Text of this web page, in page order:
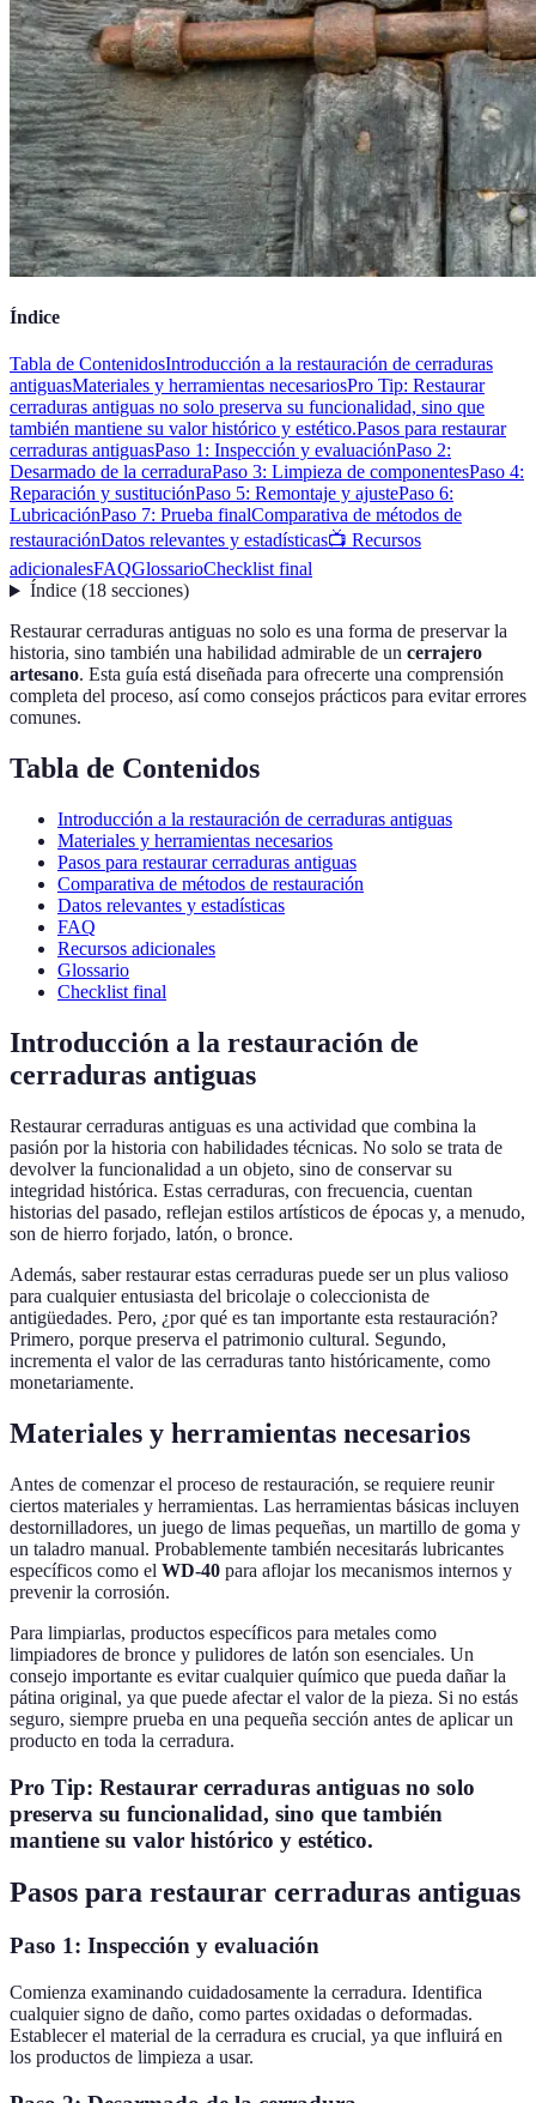
Índice
Tabla de ContenidosIntroducción a la restauración de cerraduras
antiguasMateriales y herramientas necesariosPro Tip: Restaurar
cerraduras antiguas no solo preserva su funcionalidad, sino que
también mantiene su valor histórico y estético.Pasos para restaurar
cerraduras antiguasPaso 1: Inspección y evaluaciónPaso 2:
Desarmado de la cerraduraPaso 3: Limpieza de componentesPaso 4:
Reparación y sustituciónPaso 5: Remontaje y ajustePaso 6:
LubricaciónPaso 7: Prueba finalComparativa de métodos de
restauraciónDatos relevantes y estadísticas📺 Recursos
adicionalesFAQGlossarioChecklist final
Índice(18 secciones)
Restaurar cerraduras antiguas no solo es una forma de preservar la
historia, sino también una habilidad admirable de un cerrajero
artesano. Esta guía está diseñada para ofrecerte una comprensión
completa del proceso, así como consejos prácticos para evitar errores
comunes.
Tabla de Contenidos
Introducción a la restauración de cerraduras antiguas
Materiales y herramientas necesarios
Pasos para restaurar cerraduras antiguas
Comparativa de métodos de restauración
Datos relevantes y estadísticas
FAQ
Recursos adicionales
Glossario
Checklist final
Introducción a la restauración de
cerraduras antiguas
Restaurar cerraduras antiguas es una actividad que combina la
pasión por la historia con habilidades técnicas. No solo se trata de
devolver la funcionalidad a un objeto, sino de conservar su
integridad histórica. Estas cerraduras, con frecuencia, cuentan
historias del pasado, reflejan estilos artísticos de épocas y, a menudo,
son de hierro forjado, latón, o bronce.
Además, saber restaurar estas cerraduras puede ser un plus valioso
para cualquier entusiasta del bricolaje o coleccionista de
antigüedades. Pero, ¿por qué es tan importante esta restauración?
Primero, porque preserva el patrimonio cultural. Segundo,
incrementa el valor de las cerraduras tanto históricamente, como
monetariamente.
Materiales y herramientas necesarios
Antes de comenzar el proceso de restauración, se requiere reunir
ciertos materiales y herramientas. Las herramientas básicas incluyen
destornilladores, un juego de limas pequeñas, un martillo de goma y
un taladro manual. Probablemente también necesitarás lubricantes
específicos como el WD-40 para aflojar los mecanismos internos y
prevenir la corrosión.
Para limpiarlas, productos específicos para metales como
limpiadores de bronce y pulidores de latón son esenciales. Un
consejo importante es evitar cualquier químico que pueda dañar la
pátina original, ya que puede afectar el valor de la pieza. Si no estás
seguro, siempre prueba en una pequeña sección antes de aplicar un
producto en toda la cerradura.
Pro Tip: Restaurar cerraduras antiguas no solo
preserva su funcionalidad, sino que también
mantiene su valor histórico y estético.
Pasos para restaurar cerraduras antiguas
Paso 1: Inspección y evaluación
Comienza examinando cuidadosamente la cerradura. Identifica
cualquier signo de daño, como partes oxidadas o deformadas.
Establecer el material de la cerradura es crucial, ya que influirá en
los productos de limpieza a usar.